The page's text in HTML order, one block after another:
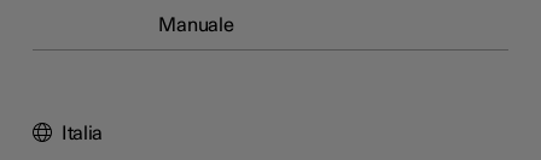
Manuale
Italia